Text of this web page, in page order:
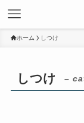
ホーム しつけ
しつけ –